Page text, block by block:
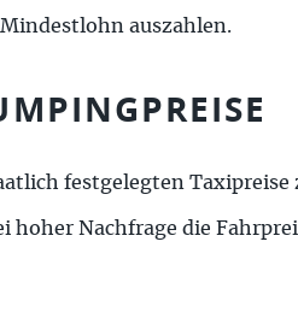
auszahlen.
festgelegten Taxipreise
hoher Nachfrage die